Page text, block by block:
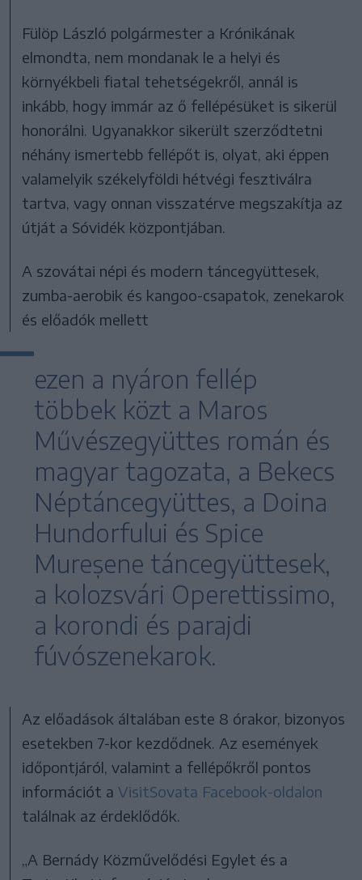
Fülöp László polgármester a Krónikának
elmondta, nem mondanak le a helyi és
környékbeli fiatal tehetségekről, annál is
inkább, hogy immár az ő fellépésüket is sikerül
honorálni. Ugyanakkor sikerült szerződtetni
néhány ismertebb fellépőt is, olyat, aki éppen
valamelyik székelyföldi hétvégi fesztiválra
tartva, vagy onnan visszatérve megszakítja az
útját a Sóvidék központjában.
A szovátai népi és modern táncegyüttesek,
zumba-aerobik és kangoo-csapatok, zenekarok
és előadók mellett
ezen a nyáron fellép
többek közt a Maros
Művészegyüttes román és
magyar tagozata, a Bekecs
Néptáncegyüttes, a Doina
Hundorfului és Spice
Mureșene táncegyüttesek,
a kolozsvári Operettissimo,
a korondi és parajdi
fúvószenekarok.
Az előadások általában este 8 órakor, bizonyos
esetekben 7-kor kezdődnek. Az események
időpontjáról, valamint a fellépőkről pontos
információt aVisitSovata Facebook-oldalon
találnak az érdeklődők.
„A Bernády Közművelődési Egylet és a